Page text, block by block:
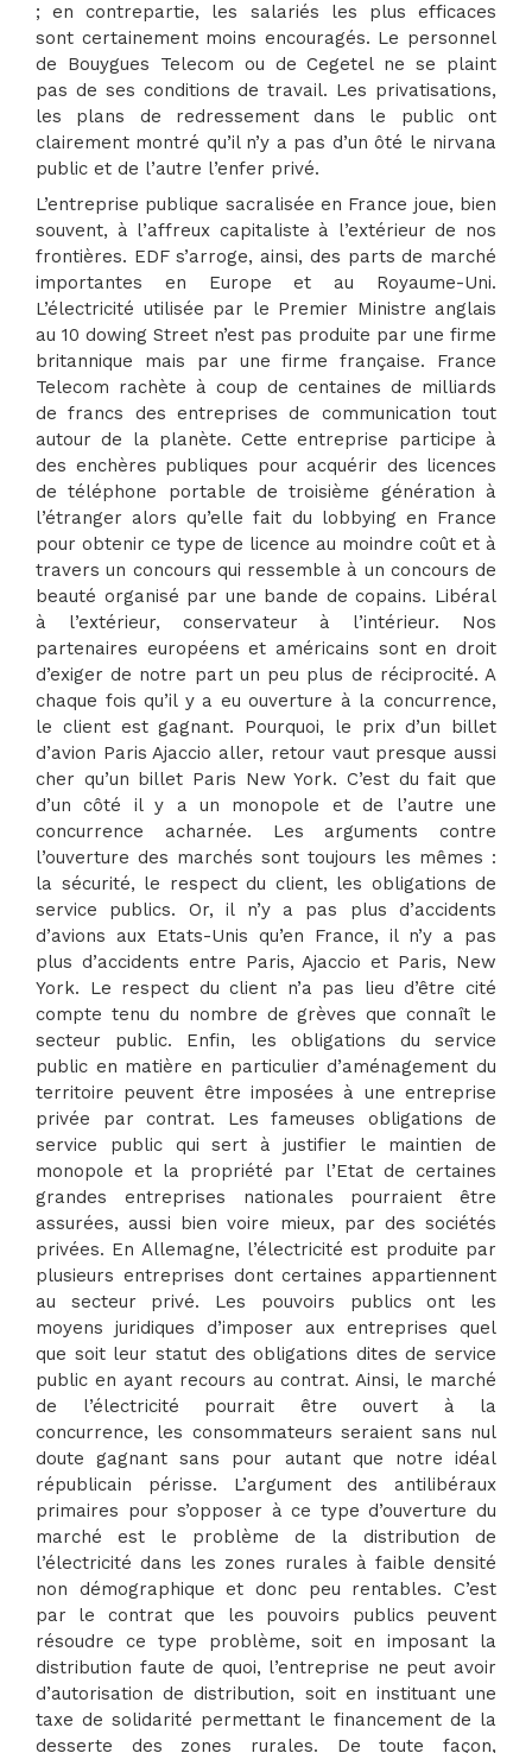
; en contrepartie, les salariés les plus efficaces
sont certainement moins encouragés. Le personnel
de Bouygues Telecom ou de Cegetel ne se plaint
pas de ses conditions de travail. Les privatisations,
les plans de redressement dans le public ont
clairement montré qu’il n’y a pas d’un ôté le nirvana
public et de l’autre l’enfer privé.
L’entreprise publique sacralisée en France joue, bien
souvent, à l’affreux capitaliste à l’extérieur de nos
frontières. EDF s’arroge, ainsi, des parts de marché
importantes en Europe et au Royaume-Uni.
L’électricité utilisée par le Premier Ministre anglais
au 10 dowing Street n’est pas produite par une firme
britannique mais par une firme française. France
Telecom rachète à coup de centaines de milliards
de francs des entreprises de communication tout
autour de la planète. Cette entreprise participe à
des enchères publiques pour acquérir des licences
de téléphone portable de troisième génération à
l’étranger alors qu’elle fait du lobbying en France
pour obtenir ce type de licence au moindre coût et à
travers un concours qui ressemble à un concours de
beauté organisé par une bande de copains. Libéral
à l’extérieur, conservateur à l’intérieur. Nos
partenaires européens et américains sont en droit
d’exiger de notre part un peu plus de réciprocité. A
chaque fois qu’il y a eu ouverture à la concurrence,
le client est gagnant. Pourquoi, le prix d’un billet
d’avion Paris Ajaccio aller, retour vaut presque aussi
cher qu’un billet Paris New York. C’est du fait que
d’un côté il y a un monopole et de l’autre une
concurrence acharnée. Les arguments contre
l’ouverture des marchés sont toujours les mêmes :
la sécurité, le respect du client, les obligations de
service publics. Or, il n’y a pas plus d’accidents
d’avions aux Etats-Unis qu’en France, il n’y a pas
plus d’accidents entre Paris, Ajaccio et Paris, New
York. Le respect du client n’a pas lieu d’être cité
compte tenu du nombre de grèves que connaît le
secteur public. Enfin, les obligations du service
public en matière en particulier d’aménagement du
territoire peuvent être imposées à une entreprise
privée par contrat. Les fameuses obligations de
service public qui sert à justifier le maintien de
monopole et la propriété par l’Etat de certaines
grandes entreprises nationales pourraient être
assurées, aussi bien voire mieux, par des sociétés
privées. En Allemagne, l’électricité est produite par
plusieurs entreprises dont certaines appartiennent
au secteur privé. Les pouvoirs publics ont les
moyens juridiques d’imposer aux entreprises quel
que soit leur statut des obligations dites de service
public en ayant recours au contrat. Ainsi, le marché
de l’électricité pourrait être ouvert à la
concurrence, les consommateurs seraient sans nul
doute gagnant sans pour autant que notre idéal
républicain périsse. L’argument des antilibéraux
primaires pour s’opposer à ce type d’ouverture du
marché est le problème de la distribution de
l’électricité dans les zones rurales à faible densité
non démographique et donc peu rentables. C’est
par le contrat que les pouvoirs publics peuvent
résoudre ce type problème, soit en imposant la
distribution faute de quoi, l’entreprise ne peut avoir
d’autorisation de distribution, soit en instituant une
taxe de solidarité permettant le financement de la
desserte des zones rurales. De toute façon,